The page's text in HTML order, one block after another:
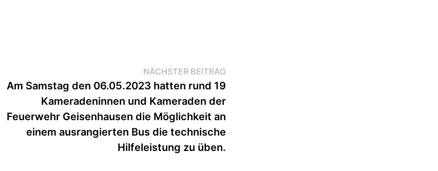
NÄCHSTER BEITRAGNächster
Beitrag:
Am Samstag den 06.05.2023 hatten rund 19
Kameradeninnen und Kameraden der
Feuerwehr Geisenhausen die Möglichkeit an
einem ausrangierten Bus die technische
Hilfeleistung zu üben.